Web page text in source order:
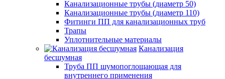
Канализационные трубы (диаметр 50)
Канализационные трубы (диаметр 110)
Фитинги ПП для канализационных труб
Трапы
Уплотнительные материалы
Канализация
бесшумная
Труба ПП шумопоглощающая для
внутреннего применения